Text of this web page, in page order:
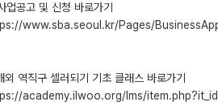
업공고 및 신청 바로가기
www.sba.seoul.kr/Pages/
외 역직구 셀러되기 기초 클래스 바로가기
academy.ilwoo.org/lms/